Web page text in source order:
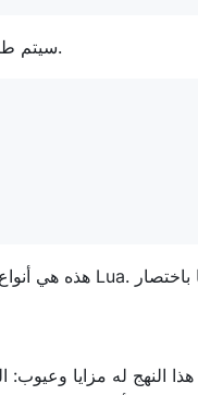
سيتم طباعة المعلومات التالية.